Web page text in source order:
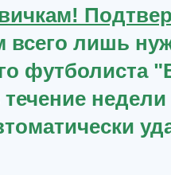
всего лишь
футболиста